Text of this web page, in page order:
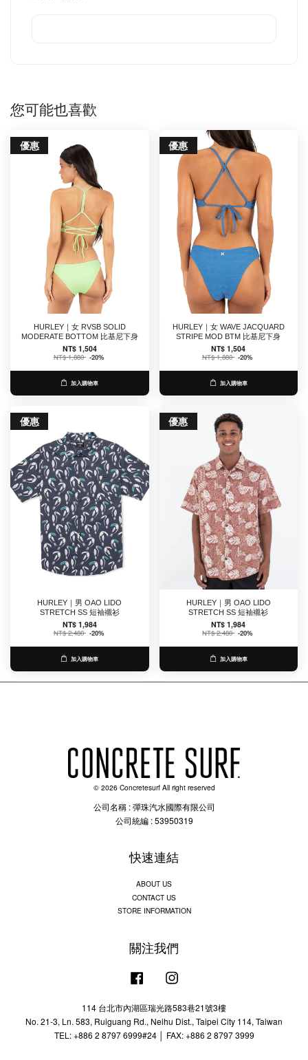
您可能也喜歡
優惠
HURLEY｜女 RVSB SOLID
MODERATE BOTTOM 比基尼下身
NT$ 1,504
NT$ 1,880 -20%
加入購物車
優惠
HURLEY｜女 WAVE JACQUARD
STRIPE MOD BTM 比基尼下身
NT$ 1,504
NT$ 1,880 -20%
加入購物車
優惠
HURLEY｜男 OAO LIDO
STRETCH SS 短袖襯衫
NT$ 1,984
NT$ 2,480 -20%
加入購物車
優惠
HURLEY｜男 OAO LIDO
STRETCH SS 短袖襯衫
NT$ 1,984
NT$ 2,480 -20%
加入購物車
© 2026 Concretesurf All right reserved
公司名稱 : 彈珠汽水國際有限公司
公司統編 : 53950319
快速連結
ABOUT US
CONTACT US
STORE INFORMATION
關注我們
Facebook
114 台北市內湖區瑞光路583巷21號3樓
No. 21-3, Ln. 583, Ruiguang Rd., Neihu Dist., Taipei City 114, Taiwan
TEL: +886 2 8797 6999#24 │ FAX: +886 2 8797 3999